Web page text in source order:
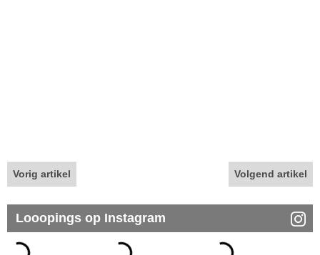
Vorig artikel Volgend artikel
Looopings op Instagram